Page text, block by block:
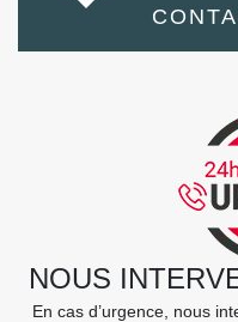
NOUS
En cas d’urgence, nous